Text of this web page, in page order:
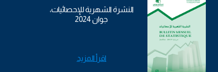
النشرة الشهرية للإحصائيات،
جوان 2024
اقرأ المزيد